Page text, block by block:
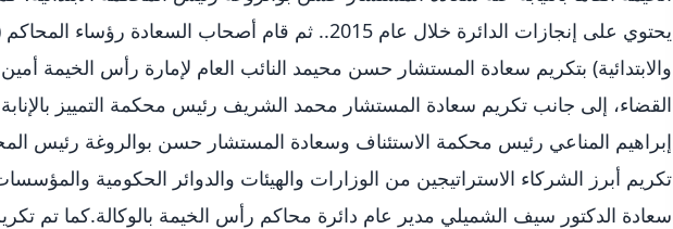
يحتوي على إنجازات الدائرة خلال عام 2015.. ثم قام أصحاب السعادة
والابتدائية) بتكريم سعادة المستشار حسن محيمد النائب العام لإمارة رأس الخيمة
القضاء، إلى جانب تكريم سعادة المستشار محمد الشريف رئيس محكمة التمييز
إبراهيم المناعي رئيس محكمة الاستئناف وسعادة المستشار حسن بوالروغة رئيس
تكريم أبرز الشركاء الاستراتيجين من الوزارات والهيئات والدوائر الحكومية
سعادة الدكتور سيف الشميلي مدير عام دائرة محاكم رأس الخيمة بالوكالة.كما تم